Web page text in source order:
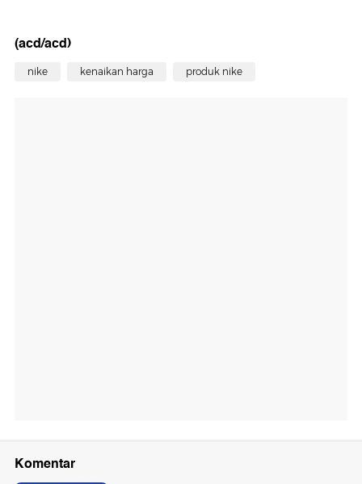
(acd/acd)
nike kenaikan harga produk nike
Komentar